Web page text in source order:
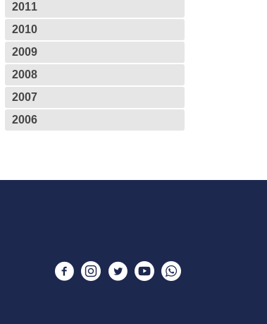
2011
2010
2009
2008
2007
2006